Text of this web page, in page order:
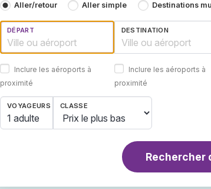
Aller/retour Aller simple Destinations
DÉPART
Inclure les aéroports à
proximité
DESTINATION
Inclure les aéroports à
proximité
VOYAGEURS
1 adulte
CLASSE
Rechercher